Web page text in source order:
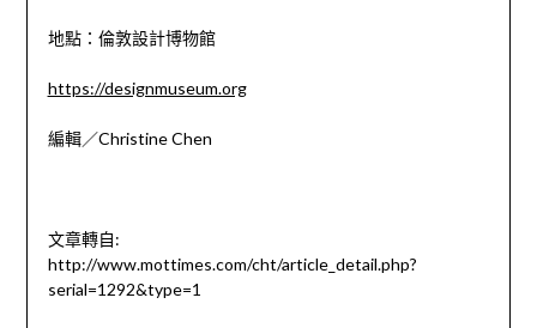
地點：倫敦設計博物館
https://designmuseum.org
編輯／Christine Chen
文章轉自:
http://www.mottimes.com/cht/article_detail.php?
serial=1292&type=1